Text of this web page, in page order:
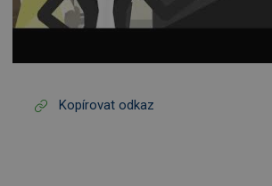
Kopírovat odkaz